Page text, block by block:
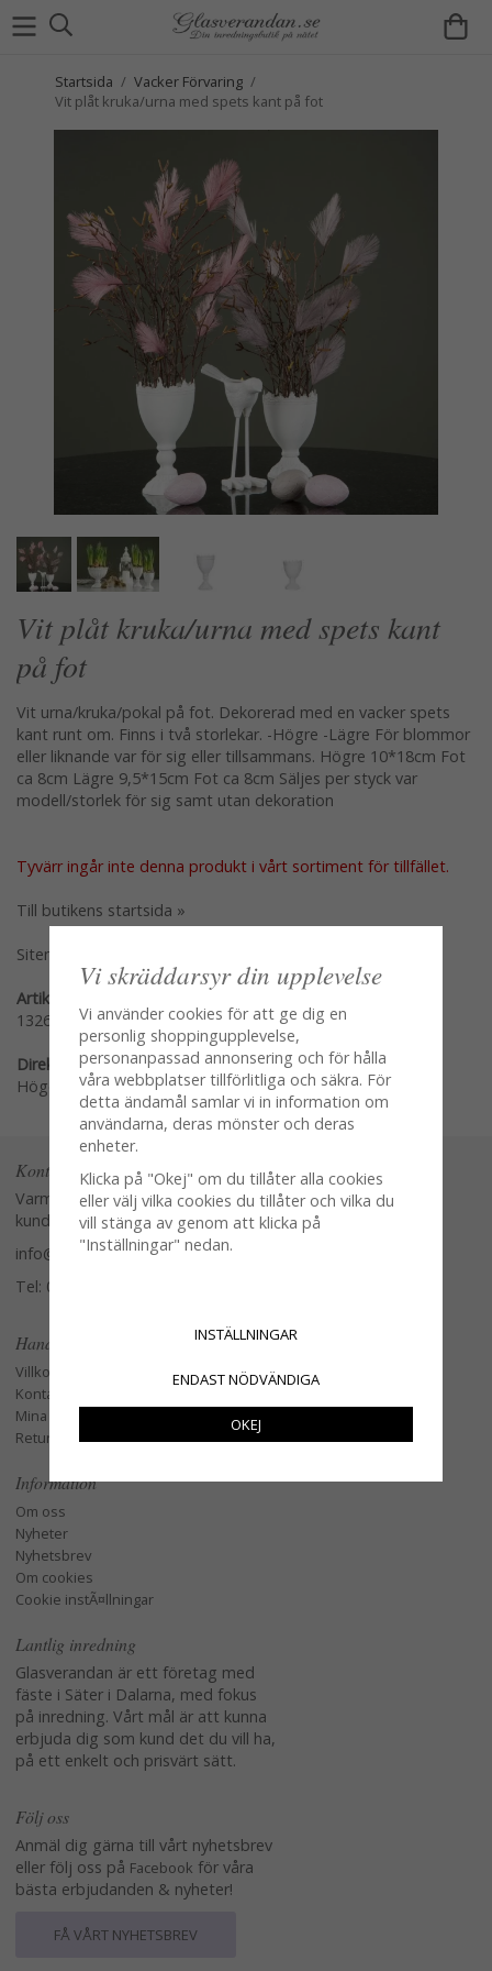
Startsida / Vacker Förvaring /
Vit plåt kruka/urna med spets kant på fot
Vit plåt kruka/urna med spets kant
på fot
Vit urna/kruka/pokal på fot. Dekorerad med en vacker spets
kant runt om. Finns i två storlekar. -Högre -Lägre För blommor
eller liknande var för sig eller tillsammans. Högre 10*18cm Fot
ca 8cm Lägre 9,5*15cm Fot ca 8cm Säljes per styck var
modell/storlek för sig samt utan dekoration
Tyvärr ingår inte denna produkt i vårt sortiment för tillfället.
Till butikens startsida »
Sitemap »
Artikelnummer:
13263
Direktlänk:
Högerklicka och kopiera adressen
Kontakta oss
Varmt välkommen att kontakta vår
kundtjänst.
info@glasverandan.se
Tel: 079-3495968
Handla
Villkor
Kontakta oss
Mina favoriter
Retur och Reklamation
Information
Om oss
Nyheter
Nyhetsbrev
Om cookies
Cookie instÃ¤llningar
Lantlig inredning
Glasverandan är ett företag med
fäste i Säter i Dalarna, med fokus
på inredning. Vårt mål är att kunna
erbjuda dig som kund det du vill ha,
på ett enkelt och prisvärt sätt.
Följ oss
Anmäl dig gärna till vårt nyhetsbrev
eller följ oss på Facebook för våra
bästa erbjudanden & nyheter!
FÅ VÅRT NYHETSBREV
Vi skräddarsyr din upplevelse
Vi använder cookies för att ge dig en
personlig shoppingupplevelse,
personanpassad annonsering och för hålla
våra webbplatser tillförlitliga och säkra. För
detta ändamål samlar vi in information om
användarna, deras mönster och deras
enheter.
Klicka på "Okej" om du tillåter alla cookies
eller välj vilka cookies du tillåter och vilka du
vill stänga av genom att klicka på
"Inställningar" nedan.
INSTÄLLNINGAR
ENDAST NÖDVÄNDIGA
OKEJ